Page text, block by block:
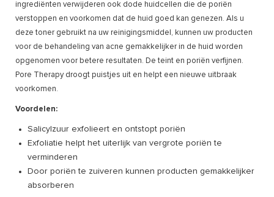
ingrediënten verwijderen ook dode huidcellen die de poriën
verstoppen en voorkomen dat de huid goed kan genezen. Als u
deze toner gebruikt na uw reinigingsmiddel, kunnen uw producten
voor de behandeling van acne gemakkelijker in de huid worden
opgenomen voor betere resultaten. De teint en poriën verfijnen.
Pore Therapy droogt puistjes uit en helpt een nieuwe uitbraak
voorkomen.
Voordelen:
Salicylzuur exfolieert en ontstopt poriën
Exfoliatie helpt het uiterlijk van vergrote poriën te
verminderen
Door poriën te zuiveren kunnen producten gemakkelijker
absorberen